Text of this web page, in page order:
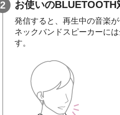
お使いのBLUETOOTH
発信すると、再生中の音楽
ネックバンドスピーカーに
す。